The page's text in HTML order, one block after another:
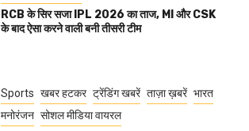
RCB के सिर सजा IPL 2026 का ताज, MI और CSK
के बाद ऐसा करने वाली बनी तीसरी टीम
Sports खबर हटकर ट्रेंडिंग खबरें ताज़ा ख़बरें भारत
मनोरंजन सोशल मीडिया वायरल